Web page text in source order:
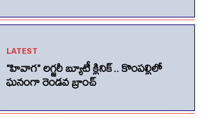
LATEST
“హివాగ” లగ్జరీ బ్యూటీ క్లినిక్.. కొంపల్లిలో
ఘనంగా రెండవ బ్రాంచ్